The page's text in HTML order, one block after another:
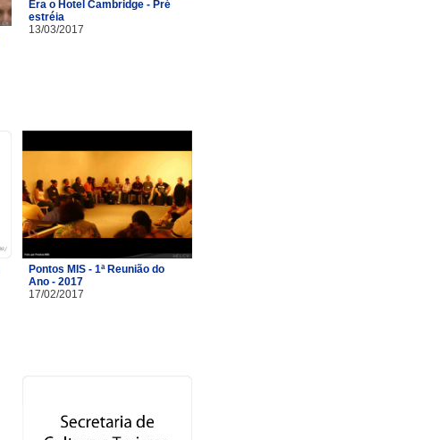
Era o Hotel Cambridge - Pré
estréia
13/03/2017
Pontos MIS - 1ª Reunião do
Ano - 2017
17/02/2017